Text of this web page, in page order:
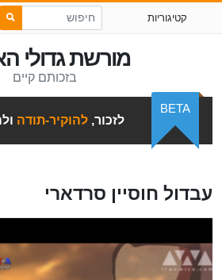
קטיגוריות
מורשת גדולי
בזכותם קיים
לזכור,להוקיר-תודה
BETA
עבדול חוסיין סרדארי